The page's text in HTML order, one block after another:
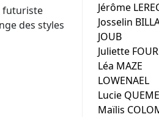
futuriste
des styles
Jérôme
Josselin
JOUB
Juliette
Léa MAZE
LOWENAEL
Lucie
Maïlis